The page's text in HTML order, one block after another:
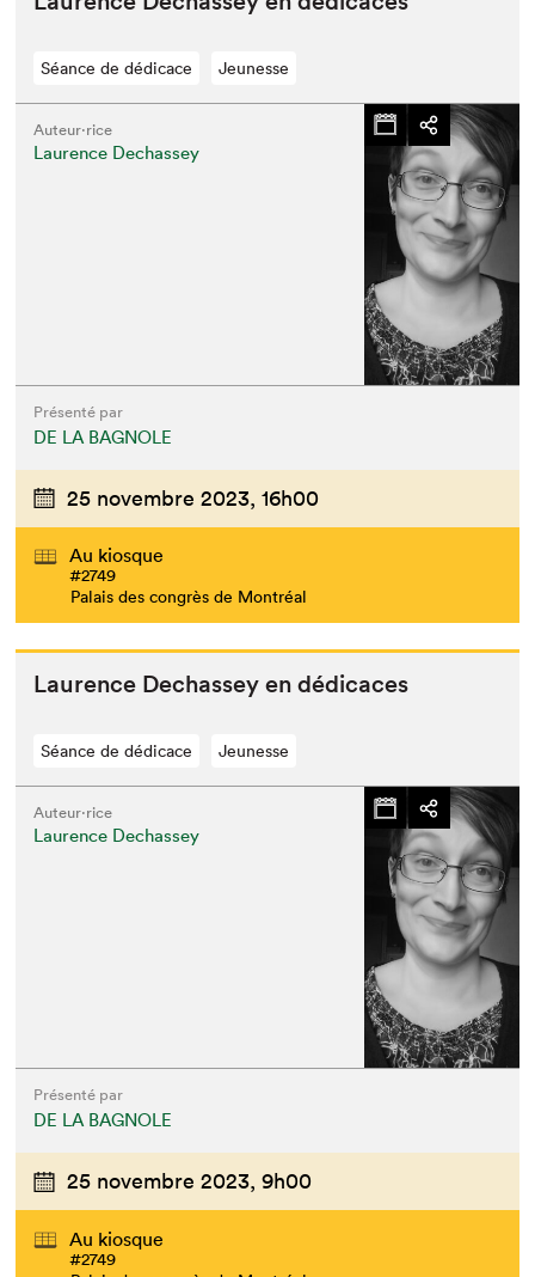
Que cherchez-vous?
Séance de dédicace Jeunesse
Auteur·rice
Laurence Dechassey
Présenté par
DE LA BAGNOLE
25 novembre 2023, 16h00
Au kiosque
#2749
Palais des congrès de Montréal
Lau­rence Dechas­sey en dédicaces
Séance de dédicace Jeunesse
Auteur·rice
Laurence Dechassey
Présenté par
DE LA BAGNOLE
25 novembre 2023, 9h00
Au kiosque
#2749